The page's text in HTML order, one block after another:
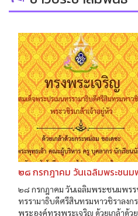
๒๘ กรกฎาคม วันเฉลิมพระชนม
๒๘ กรกฎาคม วันเฉลิมพระชนมพร
ทรรามาธิบดีศรีสินทรมหาวชิราลงก
พระองค์ทรงพระเจริญ ด้วยเกล้าด้ว